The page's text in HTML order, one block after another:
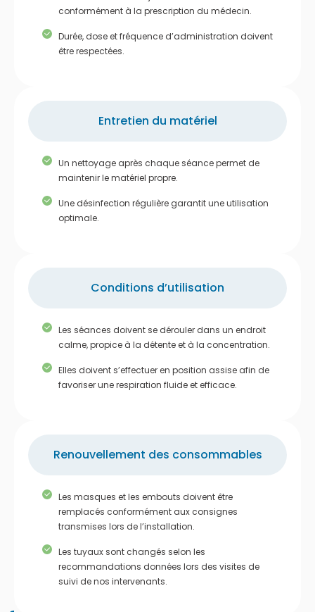
conformément à la prescription du médecin.
Durée, dose et fréquence d’administration doivent
être respectées.
Entretien du matériel
Un nettoyage après chaque séance permet de
maintenir le matériel propre.
Une désinfection régulière garantit une utilisation
optimale.
Conditions d’utilisation
Les séances doivent se dérouler dans un endroit
calme, propice à la détente et à la concentration.
Elles doivent s’effectuer en position assise afin de
favoriser une respiration fluide et efficace.
Renouvellement des consommables
Les masques et les embouts doivent être
remplacés conformément aux consignes
transmises lors de l’installation.
Les tuyaux sont changés selon les
recommandations données lors des visites de
suivi de nos intervenants.